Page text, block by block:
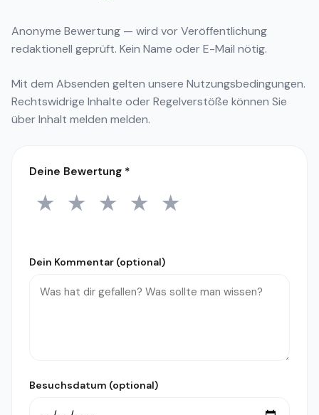
Anonyme Bewertung — wird vor Veröffentlichung
redaktionell geprüft. Kein Name oder E-Mail nötig.
Mit dem Absenden gelten unsere Nutzungsbedingungen.
Rechtswidrige Inhalte oder Regelverstöße können Sie
überInhalt melden melden.
Deine Bewertung *
1 Stern
★ 2 Sterne
★ 3 Sterne
★ 4 Sterne
★ 5 Sterne
★
Dein Kommentar (optional)
Besuchsdatum (optional)